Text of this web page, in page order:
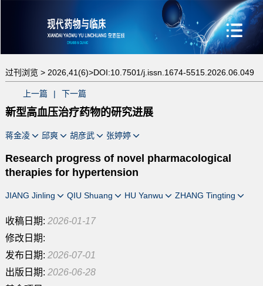
过刊浏览 > 2026,41(6)>DOI:10.7501/j.issn.1674-5515.2026.06.049
上一篇 | 下一篇
新型高血压治疗药物的研究进展
蒋金凌 邱爽 胡彦武 张婷婷
Research progress of novel pharmacological
therapies for hypertension
JIANG Jinling QIU Shuang HU Yanwu ZHANG Tingting
收稿日期: 2026-01-17
修改日期:
发布日期: 2026-07-01
出版日期: 2026-06-28